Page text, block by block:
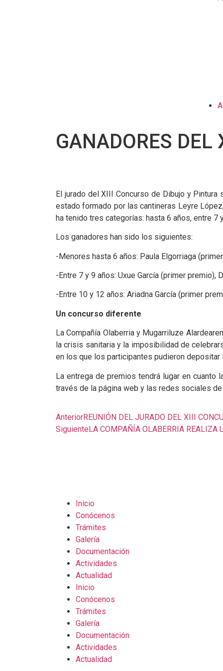
GANADORES DEL
El jurado del XIII Concurso de Dibujo y
estado formado por las cantineras Leyre
ha tenido tres categorías: hasta 6 años, entre 7
Los ganadores han sido los siguientes:
-Menores hasta 6 años: Paula Elgorriaga
-Entre 7 y 9 años: Uxue García (primer
-Entre 10 y 12 años: Ariadna García (primer
Un concurso diferente
La Compañía Olaberria y Mugarriluze
la crisis sanitaria y la imposibilidad de
en los que los participantes pudieron depositar
La entrega de premios tendrá lugar en cuanto
través de la página web y las redes sociales
AnteriorREUNIÓN DEL JURADO DEL XIII
SiguienteLA COMPAÑÍA OLABERRIA REALIZA
Inicio
Conócenos
Trámites
Galería
Documentación
Actividades
Actualidad
Inicio
Conócenos
Trámites
Galería
Documentación
Actividades
Actualidad